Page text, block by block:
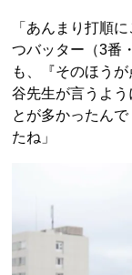
「あんまり打順
つバッター（3番
も、『そのほう
谷先生が言うよ
とが多かったん
たね」